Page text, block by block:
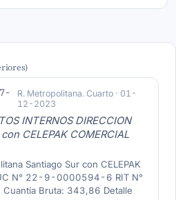
R. Metropolitana. Cuarto · 01-
12-2023
INTERNOS DIRECCION
CELEPAK COMERCIAL
Santiago Sur con CELEPAK
N° 22-9-0000594-6 RIT N°
Bruta: 343,86 Detalle